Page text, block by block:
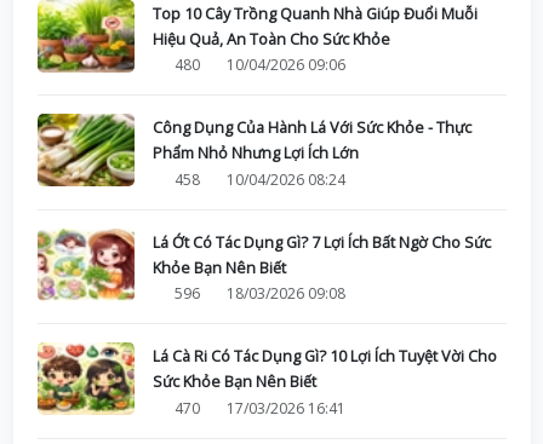
Top 10 Cây Trồng Quanh Nhà Giúp Đuổi Muỗi
Hiệu Quả, An Toàn Cho Sức Khỏe
480
10/04/2026 09:06
Công Dụng Của Hành Lá Với Sức Khỏe - Thực
Phẩm Nhỏ Nhưng Lợi Ích Lớn
458
10/04/2026 08:24
Lá Ớt Có Tác Dụng Gì? 7 Lợi Ích Bất Ngờ Cho Sức
Khỏe Bạn Nên Biết
596
18/03/2026 09:08
Lá Cà Ri Có Tác Dụng Gì? 10 Lợi Ích Tuyệt Vời Cho
Sức Khỏe Bạn Nên Biết
470
17/03/2026 16:41